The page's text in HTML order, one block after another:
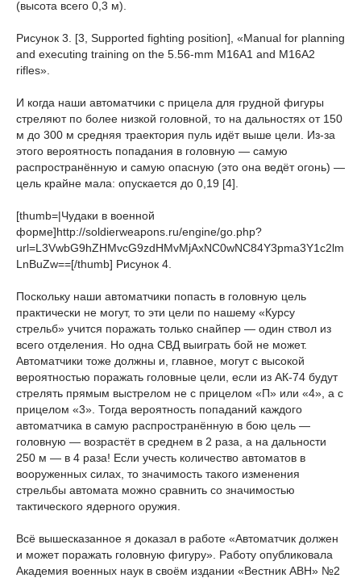
(высота всего 0,3 м).
Рисунок 3. [3, Supported fighting position], «Manual for planning
and executing training on the 5.56-mm M16A1 and M16A2
rifles».
И когда наши автоматчики с прицела для грудной фигуры
стреляют по более низкой головной, то на дальностях от 150
м до 300 м средняя траектория пуль идёт выше цели. Из-за
этого вероятность попадания в головную — самую
распространённую и самую опасную (это она ведёт огонь) —
цель крайне мала: опускается до 0,19 [4].
[thumb=|Чудаки в военной
форме]http://soldierweapons.ru/engine/go.php?
url=L3VwbG9hZHMvcG9zdHMvMjAxNC0wNC84Y3pma3Y1c2lm
LnBuZw==[/thumb] Рисунок 4.
Поскольку наши автоматчики попасть в головную цель
практически не могут, то эти цели по нашему «Курсу
стрельб» учится поражать только снайпер — один ствол из
всего отделения. Но одна СВД выиграть бой не может.
Автоматчики тоже должны и, главное, могут с высокой
вероятностью поражать головные цели, если из АК-74 будут
стрелять прямым выстрелом не с прицелом «П» или «4», а с
прицелом «3». Тогда вероятность попаданий каждого
автоматчика в самую распространённую в бою цель —
головную — возрастёт в среднем в 2 раза, а на дальности
250 м — в 4 раза! Если учесть количество автоматов в
вооруженных силах, то значимость такого изменения
стрельбы автомата можно сравнить со значимостью
тактического ядерного оружия.
Всё вышесказанное я доказал в работе «Автоматчик должен
и может поражать головную фигуру». Работу опубликовала
Академия военных наук в своём издании «Вестник АВН» №2